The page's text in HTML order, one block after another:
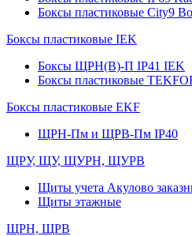
Боксы пластиковые City9
Боксы пластиковые IEK
Боксы ЩРН(В)-П IP41 IEK
Боксы пластиковые
Боксы пластиковые EKF
ЩРН-Пм и ЩРВ-Пм IP40
ЩРУ, ЩУ, ЩУРН, ЩУРВ
Щиты учета Акулово
Щиты этажные
ЩРН, ЩРВ